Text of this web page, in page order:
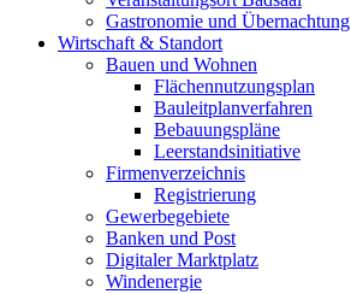
Gastronomie und Übernachtung
Wirtschaft & Standort
Bauen und Wohnen
Flächennutzungsplan
Bauleitplanverfahren
Bebauungspläne
Leerstandsinitiative
Firmenverzeichnis
Registrierung
Gewerbegebiete
Banken und Post
Digitaler Marktplatz
Windenergie